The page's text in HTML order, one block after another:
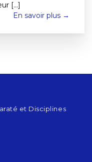
[...]
En savoir plus →
et Disciplines